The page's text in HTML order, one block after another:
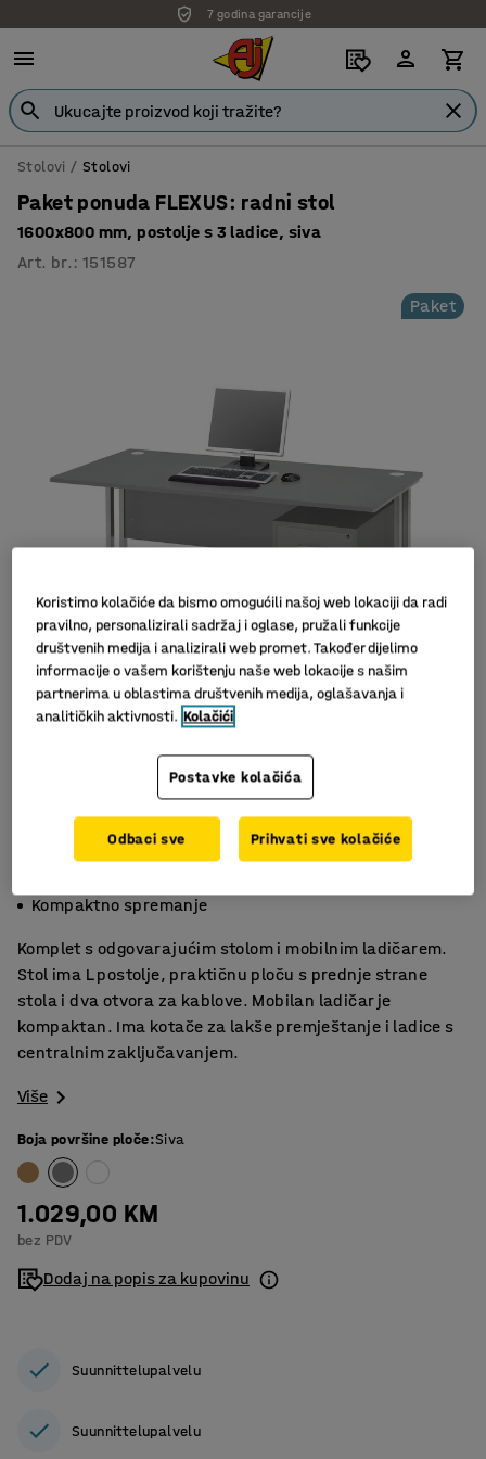
7 godina garancije
Stolovi Stolovi
Paket ponuda FLEXUS: radni stol
1600x800 mm, postolje s 3 ladice, siva
Art. br. :151587
Paket
Osnovni komplet
Kompaktno spremanje
Komplet s odgovarajućim stolom i mobilnim ladičarem.
Stol ima L postolje, praktičnu ploču s prednje strane
stola i dva otvora za kablove. Mobilan ladičar je
kompaktan. Ima kotače za lakše premještanje i ladice s
centralnim zaključavanjem.
Više
Boja površine ploče:Siva
1.029,00 KM
bez PDV
Dodaj na popis za kupovinu
Suunnittelupalvelu
Suunnittelupalvelu
Koristimo kolačiće da bismo omogućili našoj web lokaciji da radi
pravilno, personalizirali sadržaj i oglase, pružali funkcije
društvenih medija i analizirali web promet. Također dijelimo
informacije o vašem korištenju naše web lokacije s našim
partnerima u oblastima društvenih medija, oglašavanja i
analitičkih aktivnosti. Kolačići
Postavke kolačića
Odbaci sve Prihvati sve kolačiće